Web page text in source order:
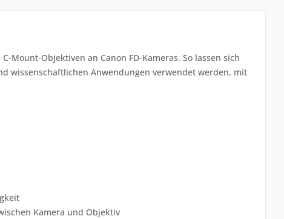
Mount-Objektiven an Canon FD-Kameras. So lassen sich
wissenschaftlichen Anwendungen verwendet werden, mit
Kamera und Objektiv